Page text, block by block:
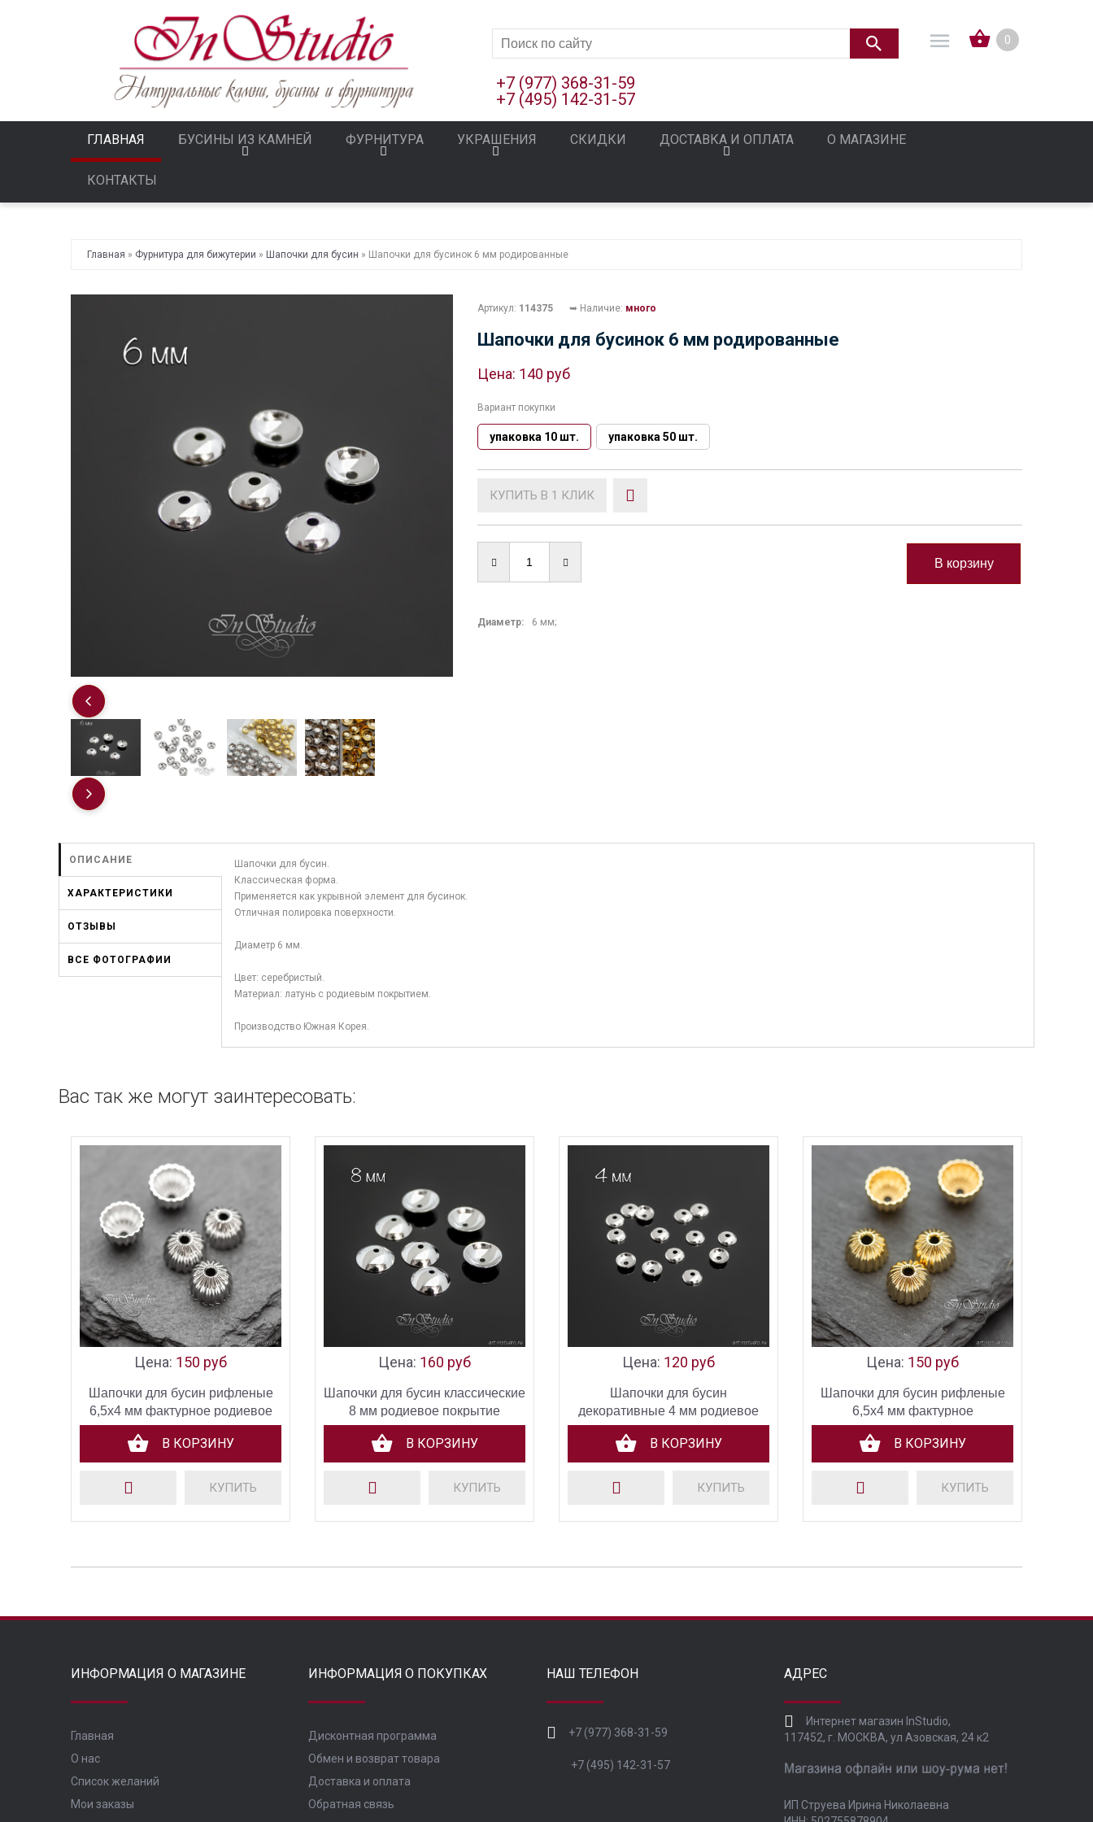
0
+7 (977) 368-31-59
+7 (495) 142-31-57
ГЛАВНАЯ БУСИНЫ ИЗ КАМНЕЙ ФУРНИТУРА УКРАШЕНИЯ СКИДКИ ДОСТАВКА И ОПЛАТА О МАГАЗИНЕ
КОНТАКТЫ
Главная » Фурнитура для бижутерии » Шапочки для бусин » Шапочки для бусинок 6 мм родированные
Артикул: 114375 ➥ Наличие: много
Шапочки для бусинок 6 мм родированные
Цена: 140 руб
Вариант покупки
упаковка 10 шт. упаковка 50 шт.
КУПИТЬ В 1 КЛИК
Диаметр: 6 мм;
ОПИСАНИЕ
ХАРАКТЕРИСТИКИ
ОТЗЫВЫ
ВСЕ ФОТОГРАФИИ
Шапочки для бусин.
Классическая форма.
Применяется как укрывной элемент для бусинок.
Отличная полировка поверхности.
Диаметр 6 мм.
Цвет: серебристый.
Материал: латунь с родиевым покрытием.
Производство Южная Корея.
Вас так же могут заинтересовать:
Цена: 150 руб
Шапочки для бусин рифленые
6,5х4 мм фактурное родиевое
покрытие
В КОРЗИНУ
КУПИТЬ
Цена: 160 руб
Шапочки для бусин классические
8 мм родиевое покрытие
В КОРЗИНУ
КУПИТЬ
Цена: 120 руб
Шапочки для бусин
декоративные 4 мм родиевое
покрытие
В КОРЗИНУ
КУПИТЬ
Цена: 150 руб
Шапочки для бусин рифленые
6,5х4 мм фактурное
позолоченное покрытие
В КОРЗИНУ
КУПИТЬ
ИНФОРМАЦИЯ О МАГАЗИНЕ
Главная
О нас
Список желаний
Мои заказы
ИНФОРМАЦИЯ О ПОКУПКАХ
Дисконтная программа
Обмен и возврат товара
Доставка и оплата
Обратная связь
НАШ ТЕЛЕФОН
+7 (977) 368-31-59
+7 (495) 142-31-57
АДРЕС
Интернет магазин InStudio,
117452, г. МОСКВА, ул Азовская, 24 к2
ИП Струева Ирина Николаевна